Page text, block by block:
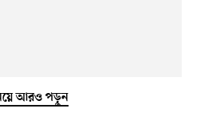
আরও পড়ুন